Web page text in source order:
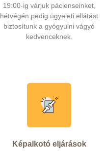
19:00-ig várjuk pácienseinket,
hétvégén pedig ügyeleti ellátást
biztosítunk a gyógyulni vágyó
kedvenceknek.
Képalkotó eljárások